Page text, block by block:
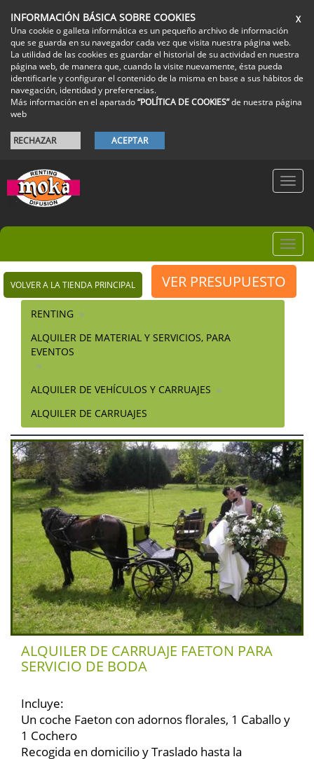
X
INFORMACIÓN BÁSICA SOBRE COOKIES
Una cookie o galleta informática es un pequeño archivo de información
que se guarda en su navegador cada vez que visita nuestra página web.
La utilidad de las cookies es guardar el historial de su actividad en nuestra
página web, de manera que, cuando la visite nuevamente, ésta pueda
identificarle y configurar el contenido de la misma en base a sus hábitos de
navegación, identidad y preferencias.
Más información en el apartado“POLÍTICA DE COOKIES”de nuestra página
web
RECHAZAR ACEPTAR
VER PRESUPUESTO
VOLVER A LA TIENDA PRINCIPAL
RENTING
ALQUILER DE MATERIAL Y SERVICIOS, PARA
EVENTOS
ALQUILER DE VEHÍCULOS Y CARRUAJES
ALQUILER DE CARRUAJES
ALQUILER DE CARRUAJE FAETON PARA
SERVICIO DE BODA
Incluye:
Un coche Faeton con adornos florales, 1 Caballo y
1 Cochero
Recogida en domicilio y Traslado hasta la